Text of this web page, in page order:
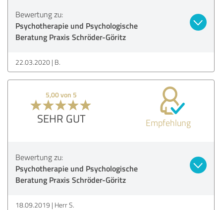
Bewertung zu:
Psychotherapie und Psychologische
Beratung Praxis Schröder-Göritz
22.03.2020 B.
5,00 von 5
SEHR GUT Empfehlung
Bewertung zu:
Psychotherapie und Psychologische
Beratung Praxis Schröder-Göritz
18.09.2019 Herr S.